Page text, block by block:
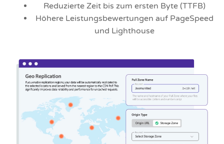
Reduzierte Zeit bis zum ersten Byte (TTFB)
Höhere Leistungsbewertungen auf PageSpeed
und Lighthouse